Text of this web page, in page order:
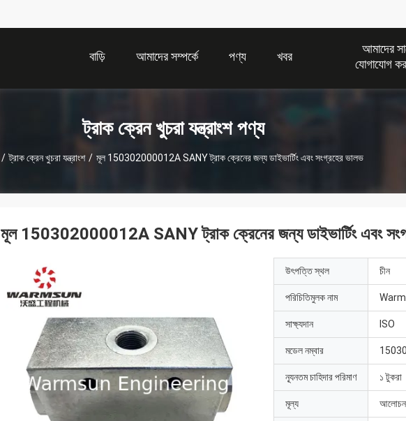
বাড়ি আমাদের সম্পর্কে পণ্য খবর
আমাদের
যোগাযোগ
ট্রাক ক্রেন খুচরা যন্ত্রাংশ পণ্য
/ ট্রাক ক্রেন খুচরা যন্ত্রাংশ / মূল 150302000012A SANY ট্রাক ক্রেনের জন্য ডাইভার্টিং এবং সংগ্রহের ভালভ
মূল 150302000012A SANY ট্রাক ক্রেনের জন্য ডাইভার্টিং এবং
উৎপত্তি স্থল চীন
পরিচিতিমুলক নাম
সাক্ষ্যদান ISO
মডেল নম্বার
ন্যূনতম চাহিদার পরিমাণ ১ টুকরা
মূল্য